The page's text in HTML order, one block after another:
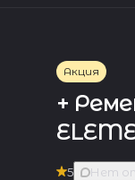
Акция
+
5 Нет